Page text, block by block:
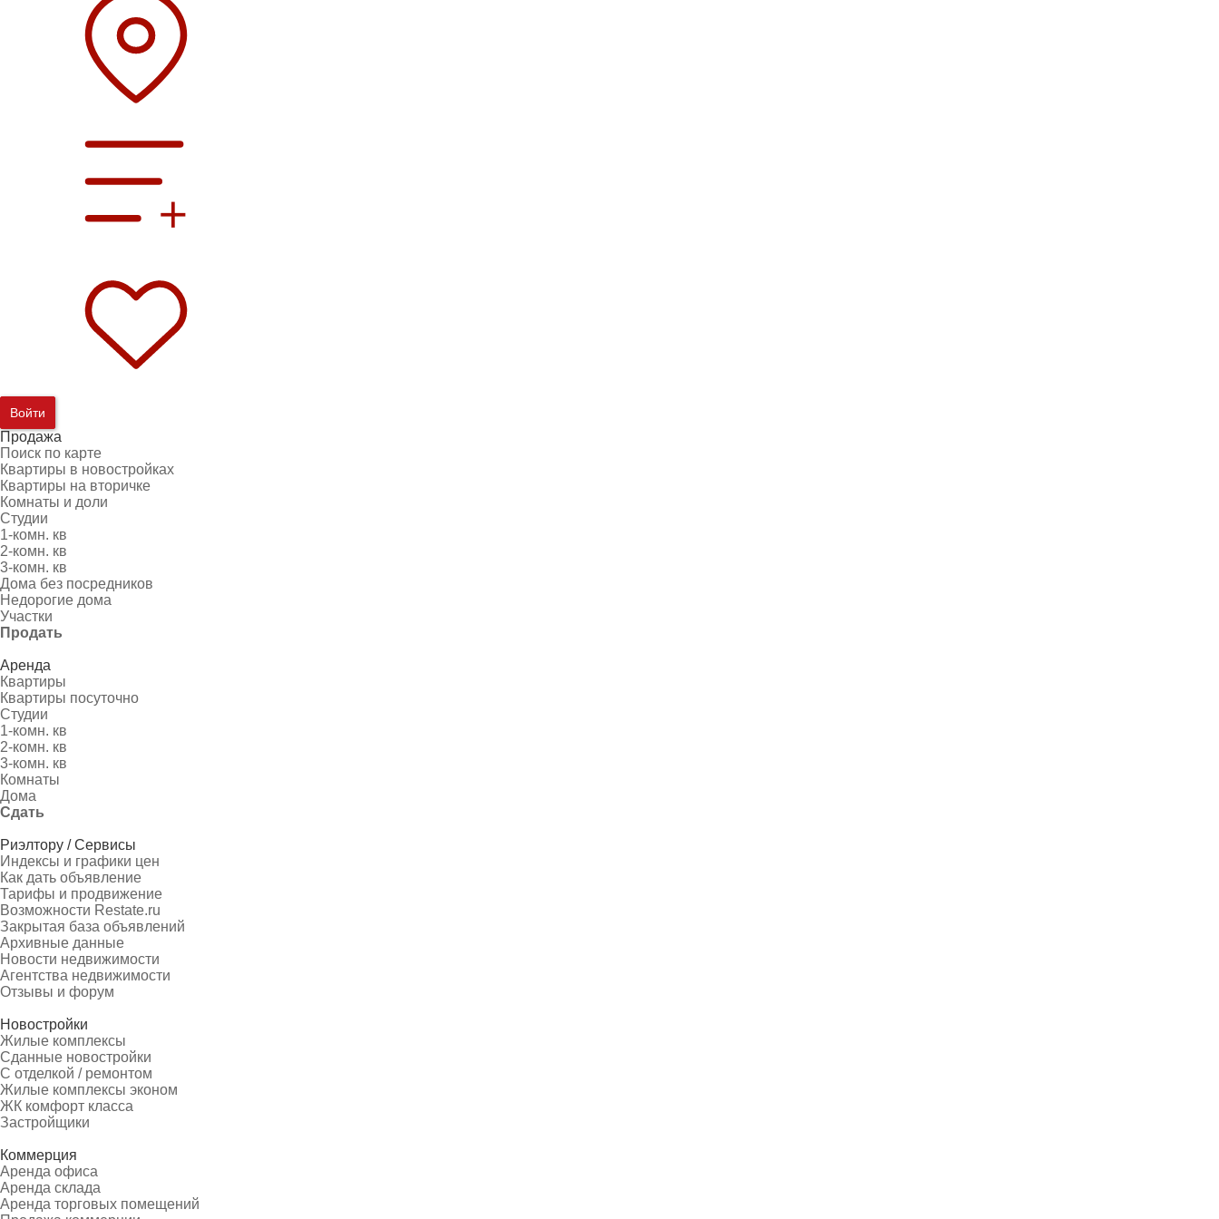
Войти
Продажа
Поиск по карте
Квартиры в новостройках
Квартиры на вторичке
Комнаты и доли
Студии
1-комн. кв
2-комн. кв
3-комн. кв
Дома без посредников
Недорогие дома
Участки
Продать
Аренда
Квартиры
Квартиры посуточно
Студии
1-комн. кв
2-комн. кв
3-комн. кв
Комнаты
Дома
Сдать
Риэлтору / Сервисы
Индексы и графики цен
Как дать объявление
Тарифы и продвижение
Возможности Restate.ru
Закрытая база объявлений
Архивные данные
Новости недвижимости
Агентства недвижимости
Отзывы и форум
Новостройки
Жилые комплексы
Сданные новостройки
С отделкой / ремонтом
Жилые комплексы эконом
ЖК комфорт класса
Застройщики
Коммерция
Аренда офиса
Аренда склада
Аренда торговых помещений